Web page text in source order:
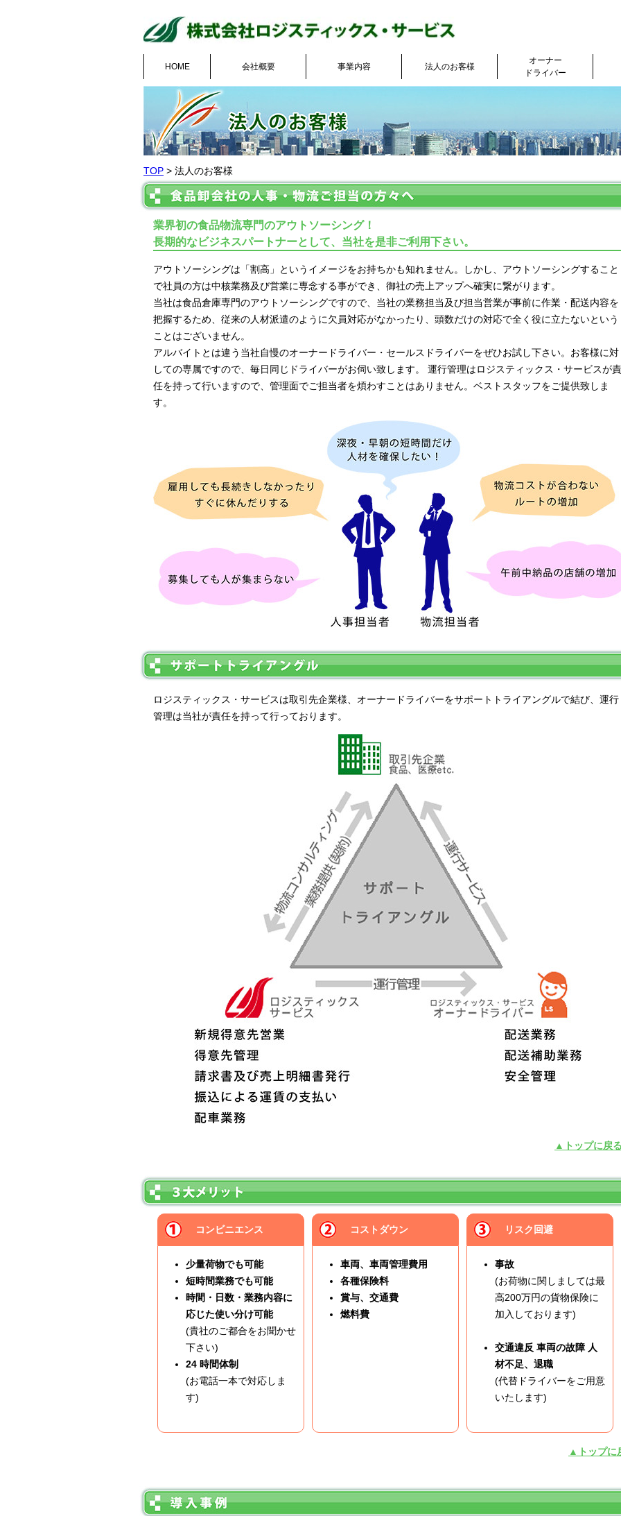
HOME 会社概要 事業内容 法人のお客様
オーナー
ドライバー
TOP > 法人のお客様
業界初の食品物流専門のアウトソーシング！
長期的なビジネスパートナーとして、当社を是非ご利用下さい。
アウトソーシングは「割高」というイメージをお持ちかも知れません。しかし、アウトソーシングすること
で社員の方は中核業務及び営業に専念する事ができ、御社の売上アップへ確実に繋がります。
当社は食品倉庫専門のアウトソーシングですので、当社の業務担当及び担当営業が事前に作業・配送内容を
把握するため、従来の人材派遣のように欠員対応がなかったり、頭数だけの対応で全く役に立たないという
ことはございません。
アルバイトとは違う当社自慢のオーナードライバー・セールスドライバーをぜひお試し下さい。お客様に対
しての専属ですので、毎日同じドライバーがお伺い致します。 運行管理はロジスティックス・サービスが責
任を持って行いますので、管理面でご担当者を煩わすことはありません。ベストスタッフをご提供致しま
す。
ロジスティックス・サービスは取引先企業様、オーナードライバーをサポートトライアングルで結び、運行
管理は当社が責任を持って行っております。
▲トップに戻
コンビニエンス
少量荷物でも可能
短時間業務でも可能
時間・日数・業務内容に
応じた使い分け可能
(貴社のご都合をお聞かせ
下さい)
24 時間体制
(お電話一本で対応しま
す)
コストダウン
車両、車両管理費用
各種保険料
賞与、交通費
燃料費
リスク回避
事故
(お荷物に関しましては最
高200万円の貨物保険に
加入しております)
交通違反 車両の故障 人
材不足、退職
(代替ドライバーをご用意
いたします)
▲トップに